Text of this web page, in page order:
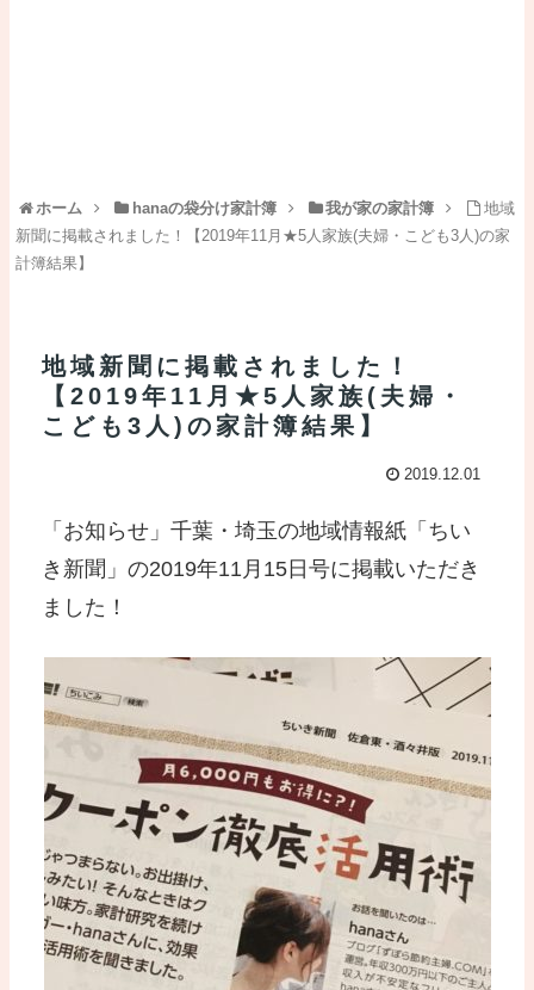
ホーム hanaの袋分け家計簿 我が家の家計簿
地域
新聞に掲載されました！【2019年11月★5人家族(夫婦・こども3人)の家
計簿結果】
地域新聞に掲載されました！
【2019年11月★5人家族(夫婦・
こども3人)の家計簿結果】
2019.12.01
「お知らせ」千葉・埼玉の地域情報紙「ちい
き新聞」の2019年11月15日号に掲載いただき
ました！